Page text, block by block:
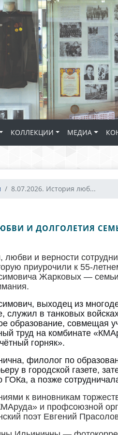
КОЛЛЕКЦИИ МЕДИА
8.07.2026. История люб...
И ДОЛГОЛЕТИЯ
любви и верности
приурочили к 55-
Жарковых —
выходец из
служил в танковых
образование, совмещая
труд на комбинате
горняк».
филолог по
в городской газете,
ГОКа, а позже
к виновникам
и профсоюзной
поэт Евгений